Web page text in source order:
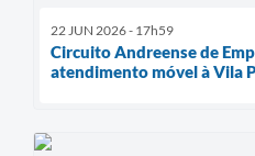
22 JUN 2026 - 17h59
Circuito Andreense de
atendimento móvel à Vila